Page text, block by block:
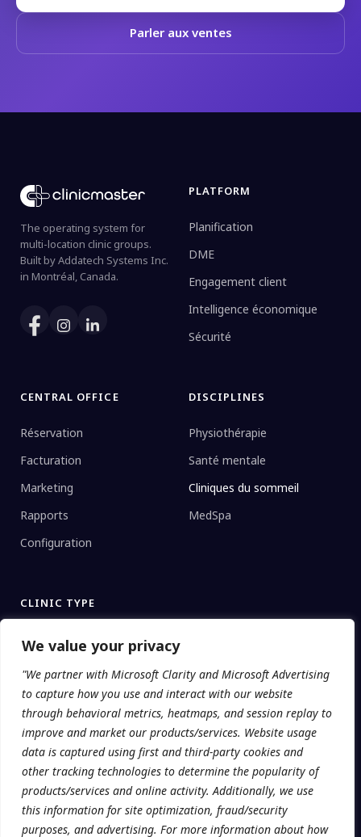
We value your privacy
"We partner with Microsoft Clarity and Microsoft Advertising
to capture how you use and interact with our website
through behavioral metrics, heatmaps, and session replay to
improve and market our products/services. Website usage
data is captured using first and third-party cookies and
other tracking technologies to determine the popularity of
products/services and online activity. Additionally, we use
this information for site optimization, fraud/security
purposes, and advertising. For more information about how
Parler aux ventes
The operating system for
multi-location clinic groups.
Built by Addatech Systems Inc.
in Montréal, Canada.
PLATFORM
Planification
DME
Engagement client
Intelligence économique
Sécurité
CENTRAL OFFICE
Réservation
Facturation
Marketing
Rapports
Configuration
DISCIPLINES
Physiothérapie
Santé mentale
Cliniques du sommeil
MedSpa
CLINIC TYPE
Réseaux d’entreprise
Indépendant
Universités
© 2026 Addatech Systems Inc. · Clinicmaster® is a registered
trademark.